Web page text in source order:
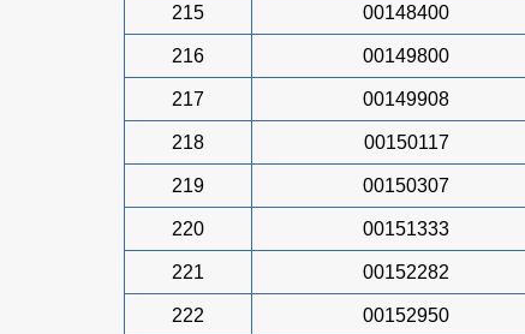
215 00148400
216 00149800
217 00149908
218 00150117
219 00150307
220 00151333
221 00152282
222 00152950